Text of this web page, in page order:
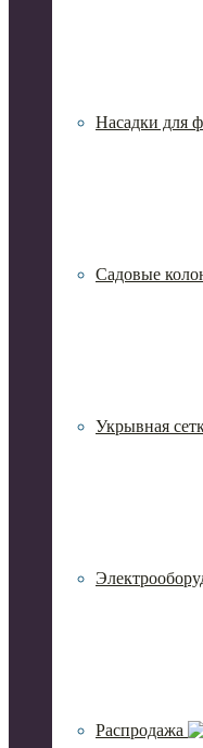
Насадки для
Садовые
Укрывная
Распродажа